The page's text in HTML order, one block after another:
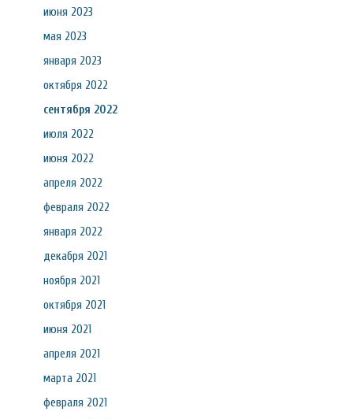
июня 2023
мая 2023
января 2023
октября 2022
сентября 2022
июля 2022
июня 2022
апреля 2022
февраля 2022
января 2022
декабря 2021
ноября 2021
октября 2021
июня 2021
апреля 2021
марта 2021
февраля 2021